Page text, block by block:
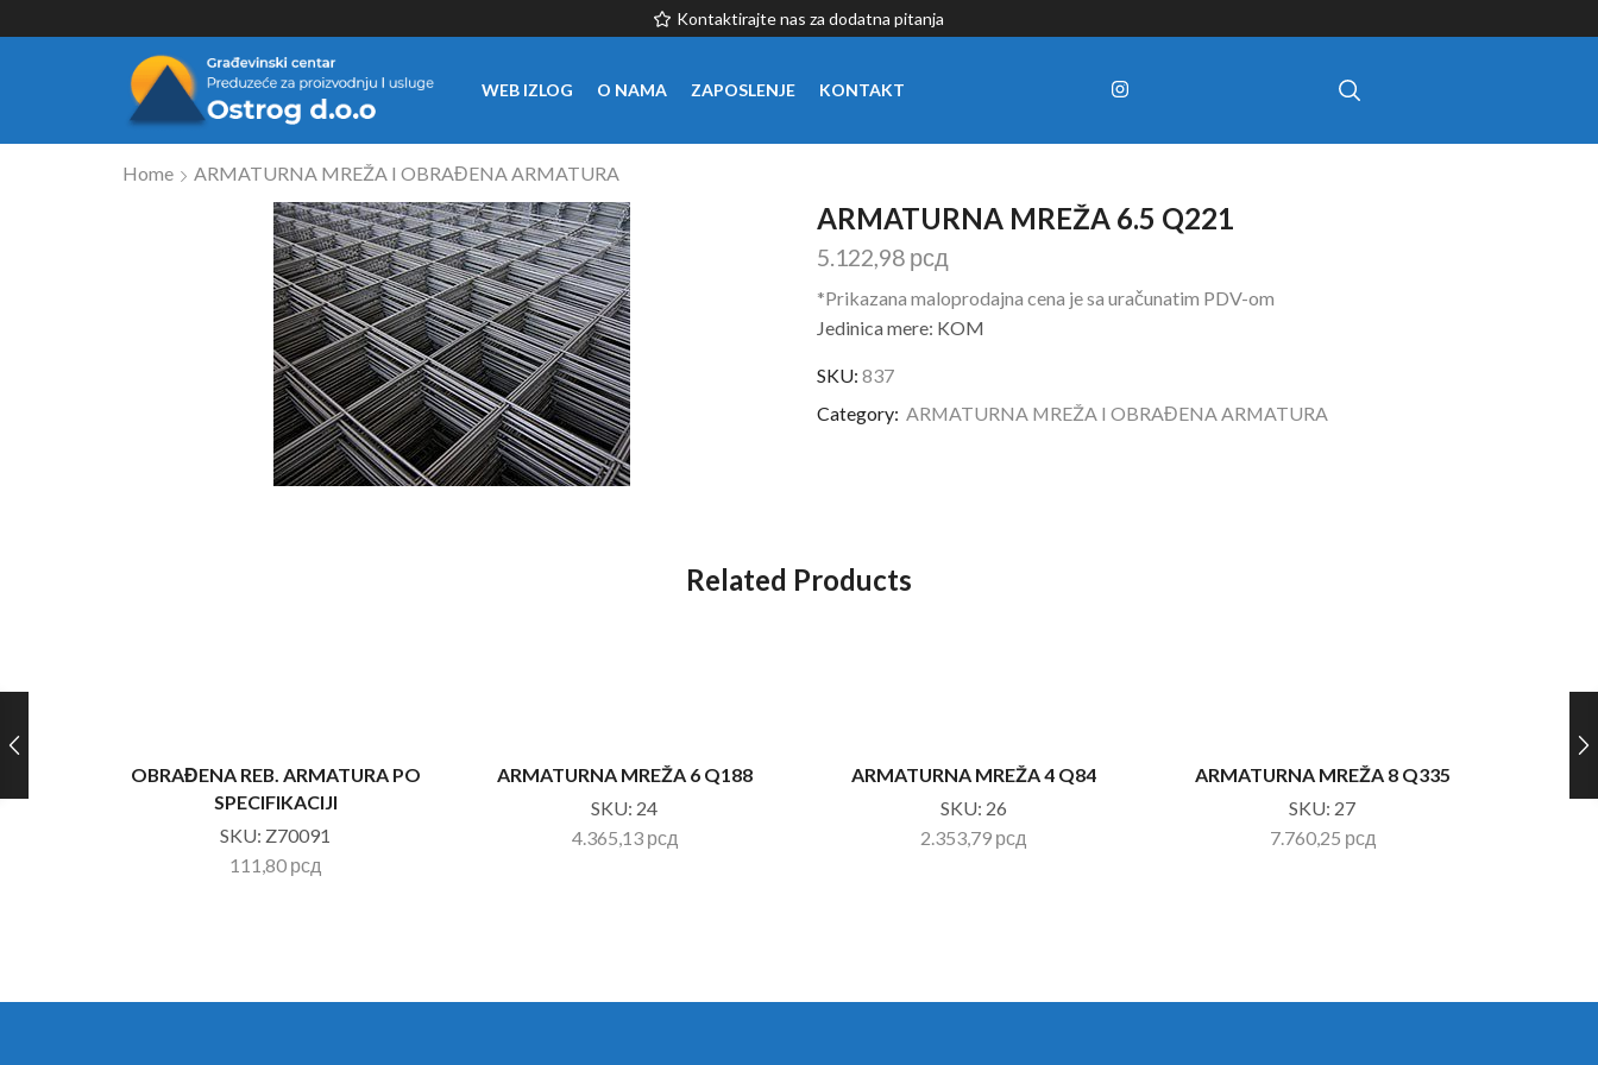
Kontaktirajte nas za dodatna pitanja
WEB IZLOG O NAMA ZAPOSLENJE KONTAKT
Home ARMATURNA MREŽA I OBRAĐENA ARMATURA
ARMATURNA MREŽA 6.5 Q221
5.122,98 рсд
*Prikazana maloprodajna cena je sa uračunatim PDV-om
Jedinica mere: KOM
SKU: 837
Category: ARMATURNA MREŽA I OBRAĐENA ARMATURA
Related Products
OBRAĐENA REB. ARMATURA PO
SPECIFIKACIJI
SKU: Z70091
111,80 рсд
ARMATURNA MREŽA 6 Q188
SKU: 24
4.365,13 рсд
ARMATURNA MREŽA 4 Q84
SKU: 26
2.353,79 рсд
ARMATURNA MREŽA 8 Q335
SKU: 27
7.760,25 рсд